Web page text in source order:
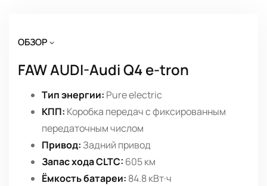
ОБЗОР
FAW AUDI-Audi Q4 e-tron
Тип энергии: Pure electric
КПП: Коробка передач с фиксированным
передаточным числом
Привод: Задний привод
Запас хода CLTC: 605 км
Ёмкость батареи: 84.8 кВт·ч